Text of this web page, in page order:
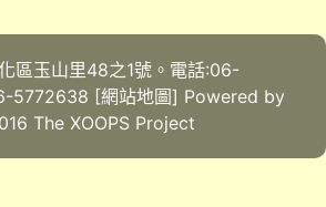
區玉山里48之1號。電話:06-
5772638 [網站地圖] Powered by
The XOOPS Project